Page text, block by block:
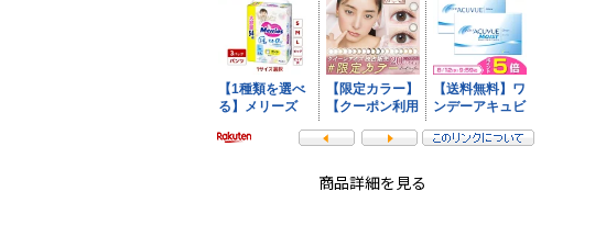
商品詳細を見る